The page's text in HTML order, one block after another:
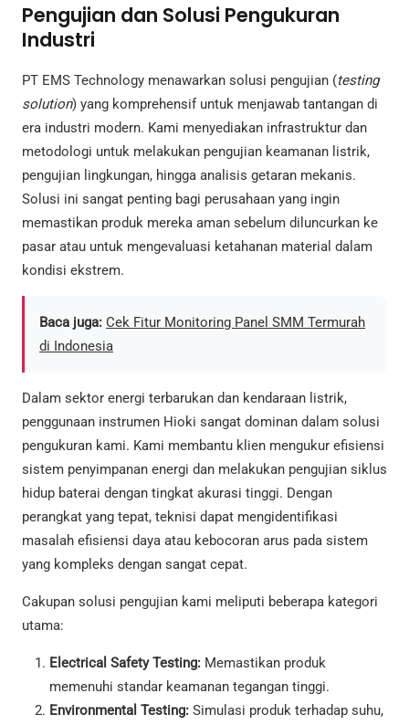
Pengujian dan Solusi Pengukuran
Industri
PT EMS Technology menawarkan solusi pengujian (testing
solution) yang komprehensif untuk menjawab tantangan di
era industri modern. Kami menyediakan infrastruktur dan
metodologi untuk melakukan pengujian keamanan listrik,
pengujian lingkungan, hingga analisis getaran mekanis.
Solusi ini sangat penting bagi perusahaan yang ingin
memastikan produk mereka aman sebelum diluncurkan ke
pasar atau untuk mengevaluasi ketahanan material dalam
kondisi ekstrem.
Baca juga: Cek Fitur Monitoring Panel SMM Termurah
di Indonesia
Dalam sektor energi terbarukan dan kendaraan listrik,
penggunaan instrumen Hioki sangat dominan dalam solusi
pengukuran kami. Kami membantu klien mengukur efisiensi
sistem penyimpanan energi dan melakukan pengujian siklus
hidup baterai dengan tingkat akurasi tinggi. Dengan
perangkat yang tepat, teknisi dapat mengidentifikasi
masalah efisiensi daya atau kebocoran arus pada sistem
yang kompleks dengan sangat cepat.
Cakupan solusi pengujian kami meliputi beberapa kategori
utama:
Electrical Safety Testing: Memastikan produk
memenuhi standar keamanan tegangan tinggi.
Environmental Testing: Simulasi produk terhadap suhu,